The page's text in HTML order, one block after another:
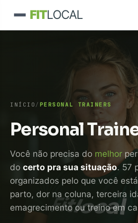
FITLOCAL
INÍCIO / PERSONAL TRAINERS
Personal
Você não precisa do melhor
do certo pra sua situação. 57
organizados pelo que você
parto, dor na coluna, terceira
emagrecimento ou treino em